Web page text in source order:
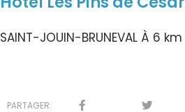
SAINT-JOUIN-BRUNEVAL À 6 km
PARTAGER: